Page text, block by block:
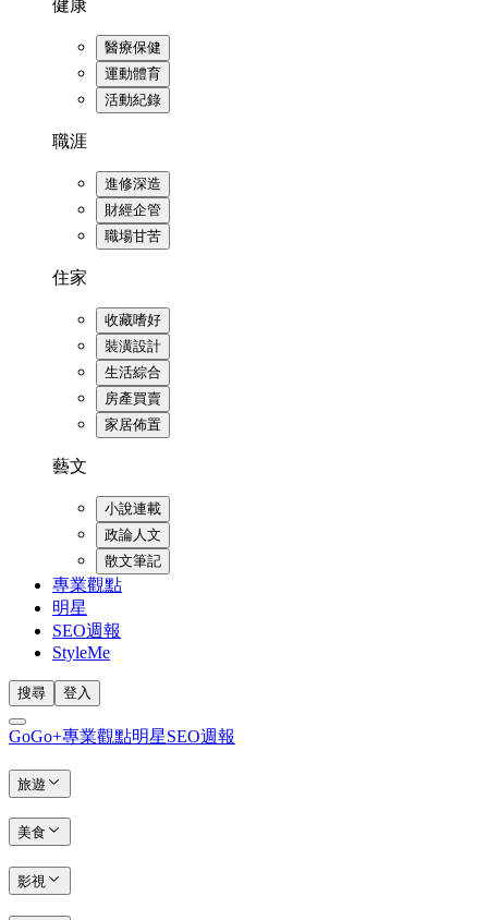
健康
醫療保健
運動體育
活動紀錄
職涯
進修深造
財經企管
職場甘苦
住家
收藏嗜好
裝潢設計
生活綜合
房產買賣
家居佈置
藝文
小說連載
政論人文
散文筆記
專業觀點
明星
SEO週報
StyleMe
搜尋 登入
GoGo+專業觀點明星SEO週報
旅遊
美食
影視